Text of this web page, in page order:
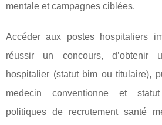
mentale et campagnes ciblées.
Accéder aux postes hospitaliers
réussir un concours, d’obtenir
hospitalier (statut bim ou titulaire),
medecin conventionne et
politiques de recrutement santé